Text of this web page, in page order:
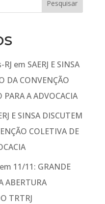
em SAERJ E SINSA
DA CONVENÇÃO
A ADVOCACIA
E SINSA DISCUTEM
COLETIVA DE
11/11: GRANDE
ABERTURA
TRTRJ